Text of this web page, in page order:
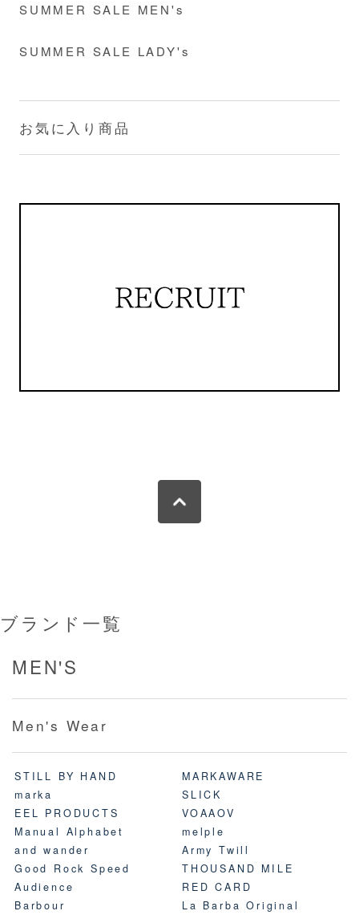
SUMMER SALE MEN's
SUMMER SALE LADY's
お気に入り商品
ブランド一覧
MEN'S
Men's Wear
STILL BY HAND
MARKAWARE
marka
SLICK
EEL PRODUCTS
VOAAOV
Manual Alphabet
melple
and wander
Army Twill
Good Rock Speed
THOUSAND MILE
Audience
RED CARD
Barbour
La Barba Original